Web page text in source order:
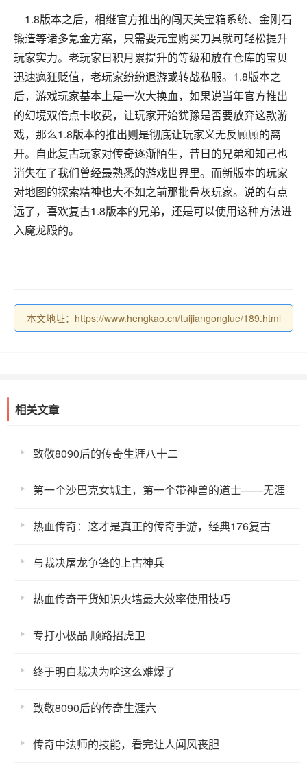
1.8版本之后，相继官方推出的闯天关宝箱系统、金刚石
锻造等诸多氪金方案，只需要元宝购买刀具就可轻松提升
玩家实力。老玩家日积月累提升的等级和放在仓库的宝贝
迅速疯狂贬值，老玩家纷纷退游或转战私服。1.8版本之
后，游戏玩家基本上是一次大换血，如果说当年官方推出
的幻境双倍点卡收费，让玩家开始犹豫是否要放弃这款游
戏，那么1.8版本的推出则是彻底让玩家义无反顾顾的离
开。自此复古玩家对传奇逐渐陌生，昔日的兄弟和知己也
消失在了我们曾经最熟悉的游戏世界里。而新版本的玩家
对地图的探索精神也大不如之前那批骨灰玩家。说的有点
远了，喜欢复古1.8版本的兄弟，还是可以使用这种方法进
入魔龙殿的。
本文地址：https://www.hengkao.cn/tuijiangonglue/189.html
相关文章
致敬8090后的传奇生涯八十二
第一个沙巴克女城主，第一个带神兽的道士——无涯
热血传奇：这才是真正的传奇手游，经典176复古
与裁决屠龙争锋的上古神兵
热血传奇干货知识火墙最大效率使用技巧
专打小极品 顺路招虎卫
终于明白裁决为啥这么难爆了
致敬8090后的传奇生涯六
传奇中法师的技能，看完让人闻风丧胆